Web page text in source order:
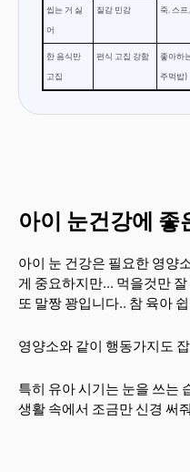
씹는 거 싫
어
질감 민감 죽, 스프
한 음식만
고집
편식 고집 강함
좋아하
주먹밥)
아이 눈건강에 좋
아이 눈 건강은 필요한 영양
게 중요하지만... 먹을것만
또 말짱 꽝입니다.. 참 육아
영양소와 같이 행동가지도
특히 유아 시기는 눈을 쓰는
생활 속에서 조금만 신경 써